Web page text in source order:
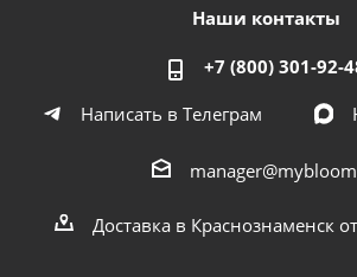
Наши контакты
+7 (800) 301-92-
Написать в Телеграм
Доставка в Краснознаменск